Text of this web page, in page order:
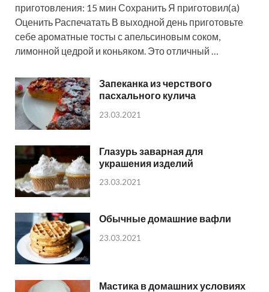
приготовления: 15 мин Сохранить Я приготовил(а)
Оценить Распечатать В выходной день приготовьте
себе ароматные тосты с апельсиновым соком,
лимонной цедрой и коньяком. Это отличный …
Запеканка из черствого
пасхального кулича
23.03.2021
Глазурь заварная для
украшения изделий
23.03.2021
Обычные домашние вафли
23.03.2021
Мастика в домашних условиях